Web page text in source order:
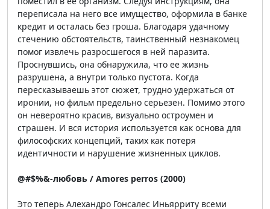
переписала на него все имущество, оформила в банке
кредит и осталась без гроша. Благодаря удачному
стечению обстоятельств, таинственный незнакомец
помог извлечь разросшегося в ней паразита.
Проснувшись, она обнаружила, что ее жизнь
разрушена, а внутри только пустота. Когда
пересказываешь этот сюжет, трудно удержаться от
иронии, но фильм предельно серьезен. Помимо этого
он невероятно красив, визуально остроумен и
страшен. И вся история используется как основа для
философских концепций, таких как потеря
идентичности и нарушение жизненных циклов.
@#$%&-любовь / Amores perros (2000)
Это теперь Алехандро Гонсалес Иньярриту всеми